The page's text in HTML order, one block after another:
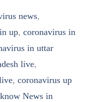
news,
up, coronavirus in
in uttar
live,
, coronavirus up
News in